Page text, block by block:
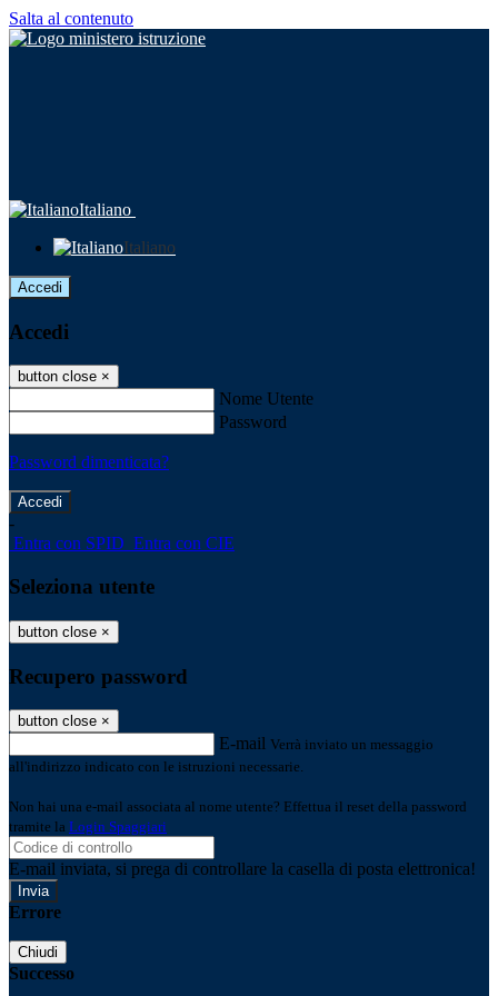
Salta al contenuto
Italiano
Italiano
Accedi
Accedi
button close ×
Nome Utente
Password
Password dimenticata?
-
Entra con SPID Entra con CIE
Seleziona utente
button close ×
Recupero password
button close ×
E-mail Verrà inviato un messaggio
all'indirizzo indicato con le istruzioni necessarie.
Non hai una e-mail associata al nome utente? Effettua il reset della password
tramite la Login Spaggiari
E-mail inviata, si prega di controllare la casella di posta elettronica!
Errore
Chiudi
Successo